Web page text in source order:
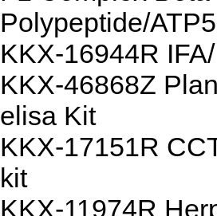
Polypeptide/
KKX-16944R
KKX-46868Z
elisa Kit
KKX-17151R
kit
KKX-11974R